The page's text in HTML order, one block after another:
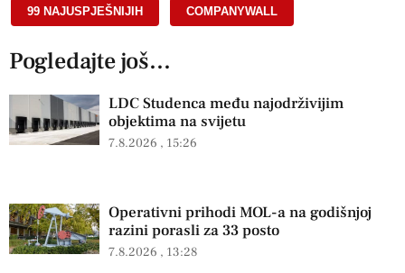
99 NAJUSPJEŠNIJIH COMPANYWALL
Pogledajte još...
LDC Studenca među najodrživijim
objektima na svijetu
7.8.2026 15:26
Operativni prihodi MOL-a na godišnjoj
razini porasli za 33 posto
7.8.2026 13:28